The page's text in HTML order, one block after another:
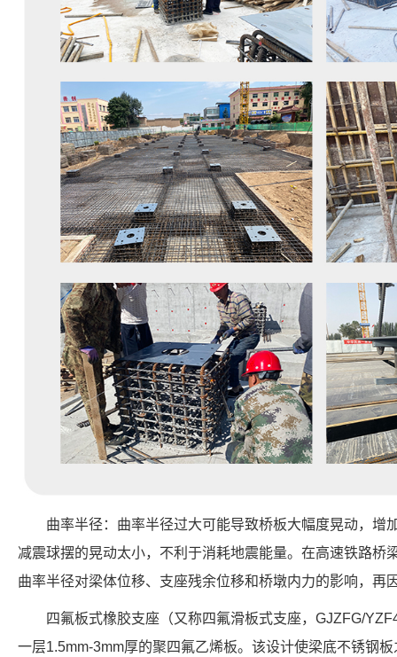
曲率半径：曲率半径过大可能导致桥板大幅度晃动，增
减震球摆的晃动太小，不利于消耗地震能量。在高速铁路桥
曲率半径对梁体位移、支座残余位移和桥墩内力的影响，再
四氟板式橡胶支座（又称四氟滑板式支座，GJZFG/
一层1.5mm-3mm厚的聚四氟乙烯板。该设计使梁底不锈钢